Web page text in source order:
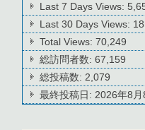
Last 7 Days Views:
Last 30 Days Views:
Total Views:70,249
総訪問者数:67,159
総投稿数:2,079
最終投稿日:2026年8月